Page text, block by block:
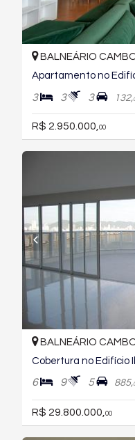
BALNEÁRIO
Apartamento no
3 3 3 132,
R$ 2.950.000, 00
BALNEÁRIO
Cobertura no Edifício
6 9 5 885,
R$ 29.800.000,00